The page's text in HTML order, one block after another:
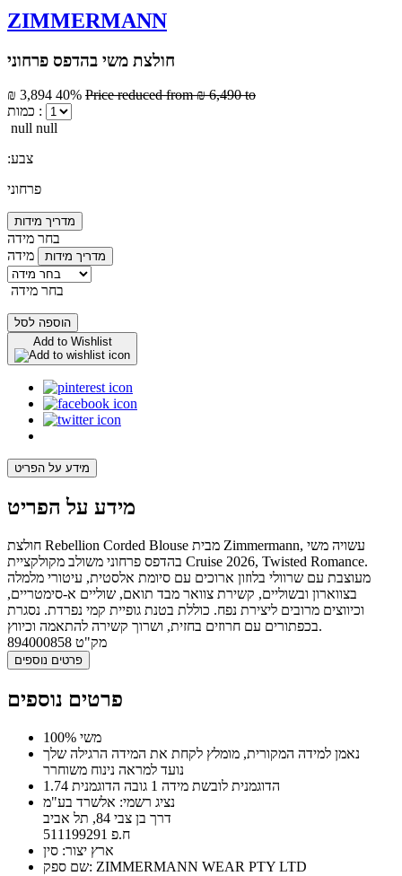
ZIMMERMANN
חולצת משי בהדפס פרחוני
₪ 3,894 40% Price reduced from₪ 6,490 to
כמות :
null null
:צבע
פרחוני
מדריך מידות
בחר מידה
מידה
מדריך מידות
בחר מידה
הוספה לסל
Add to Wishlist
מידע על הפריט
מידע על הפריט
חולצת Rebellion Corded Blouse מבית Zimmermann, עשויה משי
בהדפס פרחוני משולב מקולקציית Cruise 2026, Twisted Romance.
מעוצבת עם שרוולי בלוזון ארוכים עם סיומת אלסטית, עיטורי מלמלה
בצווארון ובשוליים, קשירת צוואר מבד תואם, שוליים א-סימטריים,
וכיווצים מרובים ליצירת נפח. כוללת בטנת גופיית קמי נפרדת. נסגרת
בכפתורים עם חרוזים בחזית, ושרוך קשירה להתאמה וכיווץ.
מק"ט 894000858
פרטים נוספים
פרטים נוספים
100% משי
נאמן למידה המקורית, מומלץ לקחת את המידה הרגילה שלך
נועד למראה נינוח משוחרר
הדוגמנית לובשת מידה 1 גובה הדוגמנית 1.74
נציג רשמי: אלשרד בע"מ
דרך בן צבי 84, תל אביב
ח.פ 511199291
ארץ יצור: סין
שם ספק: ZIMMERMANN WEAR PTY LTD